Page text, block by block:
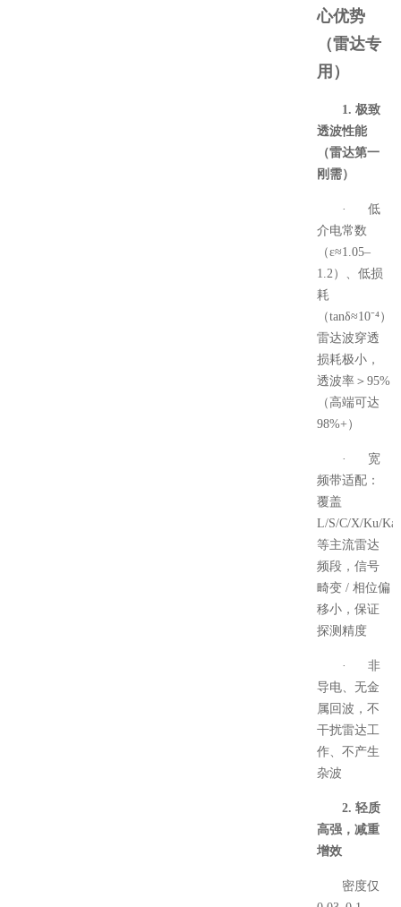
心优势
（雷达专
用）
1. 极致
透波性能
（雷达第一
刚需）
· 低
介电常数
（ε≈1.05–
1.2）、低损
耗
（tanδ≈10⁻⁴）
雷达波穿透
损耗极小，
透波率＞95%
（高端可达
98%+）
· 宽
频带适配：
覆盖
L/S/C/X/Ku/Ka
等主流雷达
频段，信号
畸变 / 相位偏
移小，保证
探测精度
· 非
导电、无金
属回波，不
干扰雷达工
作、不产生
杂波
2. 轻质
高强，减重
增效
密度仅